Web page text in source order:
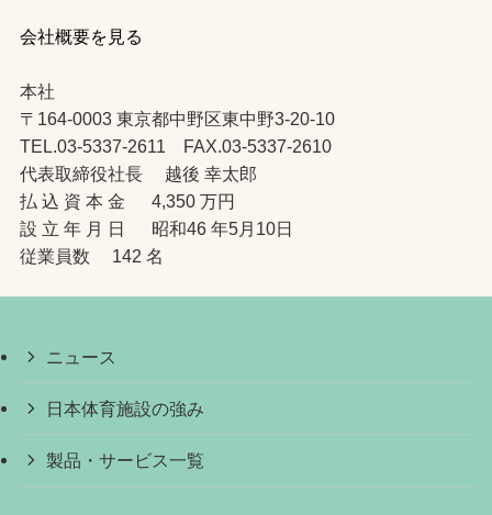
会社概要を見る
本社
〒164-0003 東京都中野区東中野3-20-10
TEL.03-5337-2611 FAX.03-5337-2610
代表取締役社長 越後 幸太郎
払 込 資 本 金 4,350 万円
設 立 年 月 日 昭和46 年5月10日
従業員数 142 名
ニュース
日本体育施設の強み
製品・サービス一覧